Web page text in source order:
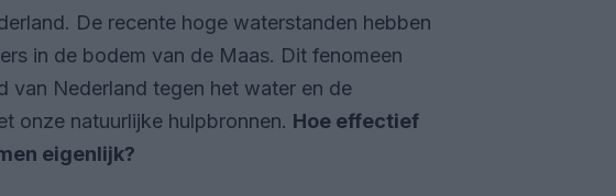
De recente hoge waterstanden hebben
in de bodem van de Maas. Dit fenomeen
van Nederland tegen het water en de
onze natuurlijke hulpbronnen. Hoe effectief
eigenlijk?